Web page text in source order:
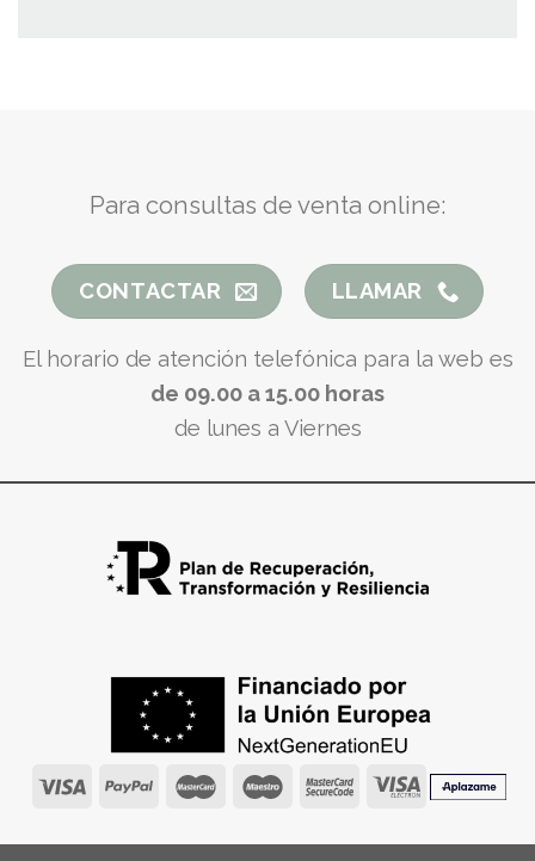
Para consultas de venta online:
CONTACTAR LLAMAR
El horario de atención telefónica para la web es
de 09.00 a 15.00 horas
de lunes a Viernes